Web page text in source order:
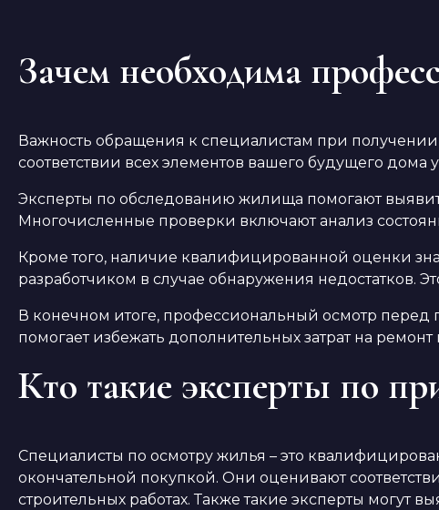
Зачем необходима
Важность обращения к специалистам при получении
соответствии всех элементов вашего будущего
Эксперты по обследованию жилища помогают
Многочисленные проверки включают анализ
Кроме того, наличие квалифицированной оценки
разработчиком в случае обнаружения недостатков.
В конечном итоге, профессиональный осмотр
помогает избежать дополнительных затрат на
Кто такие эксперты по
Специалисты по осмотру жилья – это
окончательной покупкой. Они оценивают
строительных работах. Также такие эксперты могут